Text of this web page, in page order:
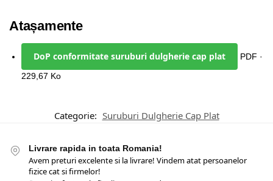
Atașamente
DoP conformitate suruburi dulgherie cap plat
PDF ·
229,67 Ko
Categorie: Suruburi Dulgherie Cap Plat
Livrare rapida in toata Romania!
Avem preturi excelente si la livrare! Vindem atat persoanelor
fizice cat si firmelor!